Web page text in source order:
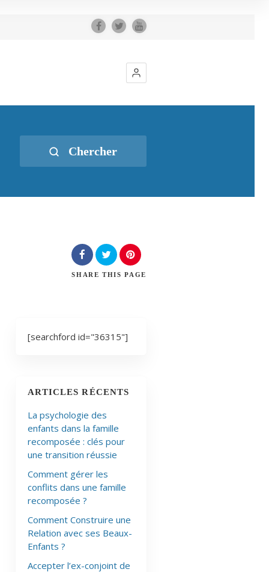
Chercher
SHARE THIS PAGE
[searchford id="36315"]
ARTICLES RÉCENTS
La psychologie des
enfants dans la famille
recomposée : clés pour
une transition réussie
Comment gérer les
conflits dans une famille
recomposée ?
Comment Construire une
Relation avec ses Beaux-
Enfants ?
Accepter l’ex-conjoint de